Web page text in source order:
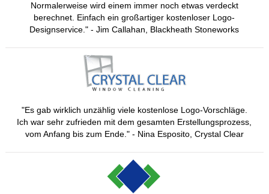
Normalerweise wird einem immer noch etwas verdeckt
berechnet. Einfach ein großartiger kostenloser Logo-
Designservice." - Jim Callahan, Blackheath Stoneworks
"Es gab wirklich unzählig viele kostenlose Logo-Vorschläge.
Ich war sehr zufrieden mit dem gesamten Erstellungsprozess,
vom Anfang bis zum Ende." - Nina Esposito, Crystal Clear